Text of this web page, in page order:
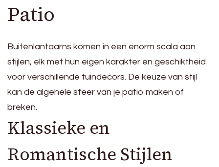
Patio
Buitenlantaarns komen in een enorm scala aan
stijlen, elk met hun eigen karakter en geschiktheid
voor verschillende tuindecors. De keuze van stijl
kan de algehele sfeer van je patio maken of
breken.
Klassieke en
Romantische Stijlen